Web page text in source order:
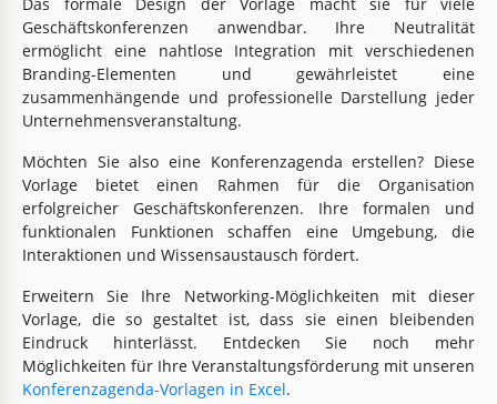
Geschäftskonferenzen anwendbar. Ihre Neutralität
ermöglicht eine nahtlose Integration mit verschiedenen
Branding-Elementen und gewährleistet eine
zusammenhängende und professionelle Darstellung jeder
Unternehmensveranstaltung.
Möchten Sie also eine Konferenzagenda erstellen? Diese
Vorlage bietet einen Rahmen für die Organisation
erfolgreicher Geschäftskonferenzen. Ihre formalen und
funktionalen Funktionen schaffen eine Umgebung, die
Interaktionen und Wissensaustausch fördert.
Erweitern Sie Ihre Networking-Möglichkeiten mit dieser
Vorlage, die so gestaltet ist, dass sie einen bleibenden
Eindruck hinterlässt. Entdecken Sie noch mehr
Möglichkeiten für Ihre Veranstaltungsförderung mit unseren
Konferenzagenda-Vorlagen in Excel.